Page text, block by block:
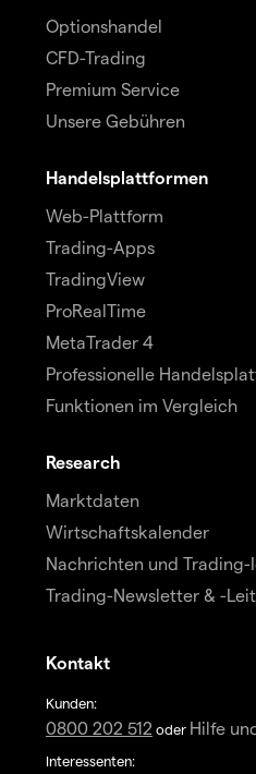
Optionshandel
CFD-Trading
Premium Service
Unsere Gebühren
Handelsplattformen
Web-Plattform
Trading-Apps
TradingView
ProRealTime
MetaTrader 4
Professionelle
Funktionen im Vergleich
Research
Marktdaten
Wirtschaftskalender
Nachrichten und Trading-
Trading-Newsletter & -
Kontakt
Kunden:
0800 202 512 oder Hilfe
Interessenten: